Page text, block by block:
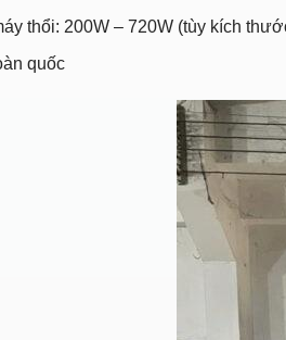
thổi: 200W – 720W (tùy kích
quốc